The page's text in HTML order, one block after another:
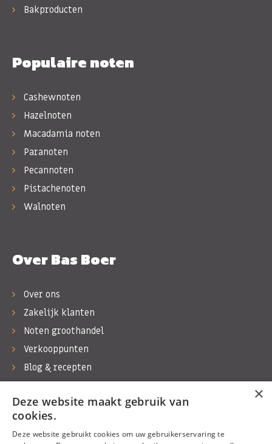
Bakproducten
Populaire noten
Cashewnoten
Hazelnoten
Macadamia noten
Paranoten
Pecannoten
Pistachenoten
Walnoten
Over Bas Boer
Over ons
Zakelijk klanten
Noten groothandel
Verkooppunten
Blog & recepten
Werken bij Bas Boer Noten
Contact
×
Deze website maakt gebruik van
cookies.
Deze website gebruikt cookies om uw gebruikerservaring te